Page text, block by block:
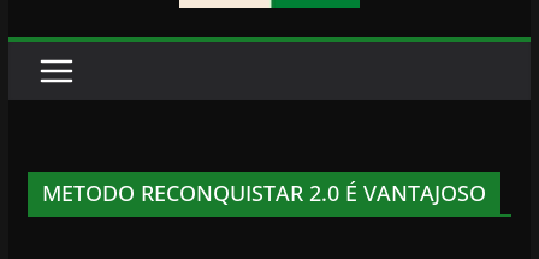
METODO RECONQUISTAR 2.0 É VANTAJOSO